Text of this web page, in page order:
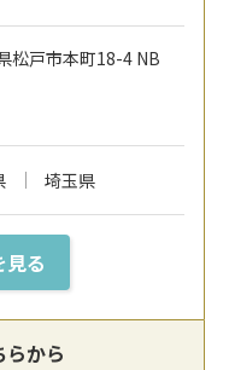
松戸市本町18-4 NB
埼玉県
る
から